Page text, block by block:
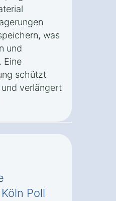
was
und
Eine
schützt
verlängert
Poll